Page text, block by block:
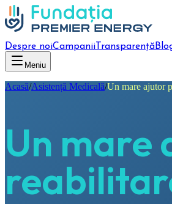
Despre noiCampanii Transparență
Meniu
Acasă/Asistență Medicală/Un mare ajutor
Un mare